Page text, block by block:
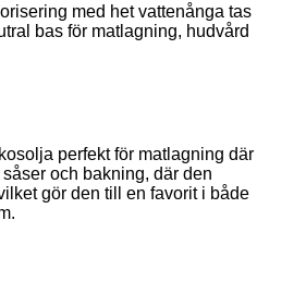
med het vattenånga tas
bas för matlagning, hudvård
perfekt för matlagning där
och bakning, där den
gör den till en favorit i både